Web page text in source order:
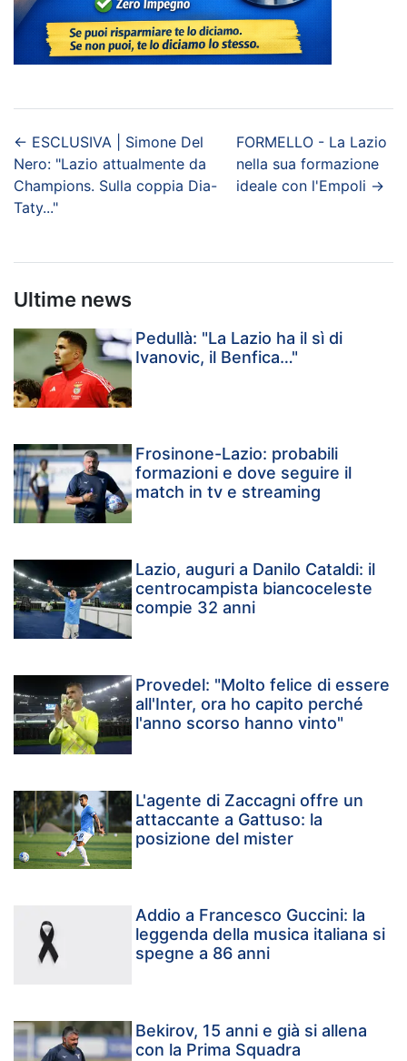
← ESCLUSIVA | Simone Del
Nero: "Lazio attualmente da
Champions. Sulla coppia Dia-
Taty..."
FORMELLO - La Lazio
nella sua formazione
ideale con l'Empoli →
Ultime news
Pedullà: "La Lazio ha il sì di
Ivanovic, il Benfica…"
Frosinone-Lazio: probabili
formazioni e dove seguire il
match in tv e streaming
Lazio, auguri a Danilo Cataldi: il
centrocampista biancoceleste
compie 32 anni
Provedel: "Molto felice di essere
all'Inter, ora ho capito perché
l'anno scorso hanno vinto"
L'agente di Zaccagni offre un
attaccante a Gattuso: la
posizione del mister
Addio a Francesco Guccini: la
leggenda della musica italiana si
spegne a 86 anni
Bekirov, 15 anni e già si allena
con la Prima Squadra